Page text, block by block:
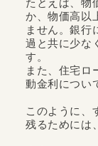
たとえば、物
か、物価高以
ません。銀行
過と共に少な
す。
また、住宅ロ
動金利につい
このように、
残るためには